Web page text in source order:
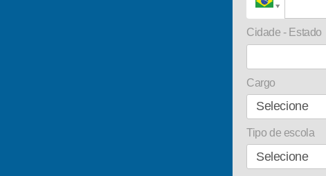
Cidade - Estado
Cargo
Tipo de escola